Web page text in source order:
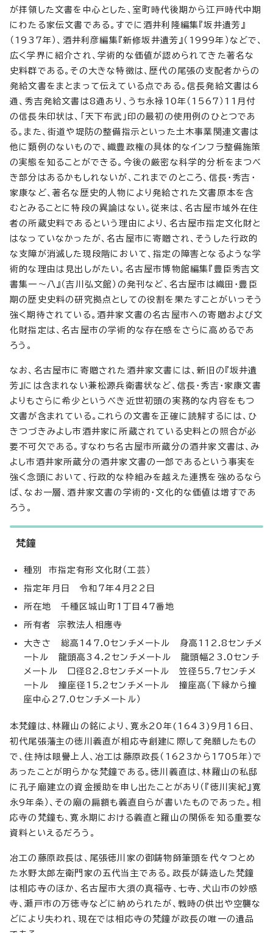
が拝領した文書を中心とした、室町時代後期から江戸時代中期
にわたる家伝文書である。すでに酒井利隆編集『坂井遺芳』
（1937年）、酒井利彦編集『新修坂井遺芳』（1999年）などで、
広く学界に紹介され、学術的な価値が認められてきた著名な
史料群である。その大きな特徴は、歴代の尾張の支配者からの
発給文書をまとまって伝えている点である。信長発給文書は6
通、秀吉発給文書は8通あり、うち永禄10年（1567）11月付
の信長朱印状は、「天下布武」印の最初の使用例のひとつであ
る。また、街道や堤防の整備指示といった土木事業関連文書は
他に類例のないもので、織豊政権の具体的なインフラ整備施策
の実態を知ることができる。今後の厳密な科学的分析をまつべ
き部分はあるかもしれないが、これまでのところ、信長・秀吉・
家康など、著名な歴史的人物により発給された文書原本を含
むとみることに特段の異論はない。従来は、名古屋市域外在住
者の所蔵史料であるという理由により、名古屋市指定文化財と
はなっていなかったが、名古屋市に寄贈され、そうした行政的
な支障が消滅した現段階において、指定の障害となるような学
術的な理由は見出しがたい。名古屋市博物館編集『豊臣秀吉文
書集一～八』（吉川弘文館）の発刊など、名古屋市は織田・豊臣
期の歴史史料の研究拠点としての役割を果たすことがいっそう
強く期待されている。酒井家文書の名古屋市への寄贈および文
化財指定は、名古屋市の学術的な存在感をさらに高めるであ
ろう。
なお、名古屋市に寄贈された酒井家文書には、新旧の『坂井遺
芳』には含まれない兼松源兵衛書状など、信長・秀吉・家康文書
よりもさらに希少というべき近世初頭の実務的な内容をもつ
文書が含まれている。これらの文書を正確に読解するには、ひ
きつづきみよし市酒井家に所蔵されている史料との照合が必
要不可欠である。すなわち名古屋市所蔵分の酒井家文書は、み
よし市酒井家所蔵分の酒井家文書の一部であるという事実を
強く念頭において、行政的な枠組みを越えた連携を強めるなら
ば、なお一層、酒井家文書の学術的・文化的な価値は増すであ
ろう。
梵鐘
種別 市指定有形文化財（工芸）
指定年月日 令和7年4月22日
所在地 千種区城山町1丁目47番地
所有者 宗教法人相應寺
大きさ 総高147.0センチメートル 身高112.8センチメ
ートル 龍頭高34.2センチメートル 龍頭幅23.0センチ
メートル 口径82.8センチメートル 笠径55.7センチメ
ートル 撞座径15.2センチメートル 撞座高（下縁から撞
座中心27.0センチメートル）
本梵鐘は、林羅山の銘により、寛永20年(1643)9月16日、
初代尾張藩主の徳川義直が相応寺創建に際して発願したもの
で、住持は眼譽上人、冶工は藤原政長（1623から1705年）で
あったことが明らかな梵鐘である。徳川義直は、林羅山の私邸
に孔子廟建立の資金援助を申し出たことがあり（『徳川実紀』寛
永9年条）、その廟の扁額も義直自らが書いたものであった。相
応寺の梵鐘も、寛永期における義直と羅山の関係を知る重要な
資料といえるだろう。
冶工の藤原政長は、尾張徳川家の御鋳物師筆頭を代々つとめ
た水野太郎左衛門家の五代当主である。政長が鋳造した梵鐘
は相応寺のほか、名古屋市大須の真福寺、七寺、犬山市の妙感
寺、瀬戸市の万徳寺などに納められたが、戦時の供出や空襲な
どにより失われ、現在では相応寺の梵鐘が政長の唯一の遺品